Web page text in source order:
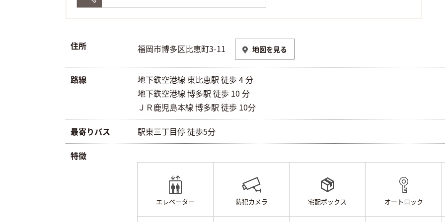
住所 福岡市博多区比恵町3-11 地図を見る
路線
地下鉄空港線 東比恵駅 徒歩 4 分
地下鉄空港線 博多駅 徒歩 10 分
ＪＲ鹿児島本線 博多駅 徒歩 10分
最寄りバス 駅東三丁目停 徒歩5分
特徴
エレベーター 防犯カメラ 宅配ボックス オートロック